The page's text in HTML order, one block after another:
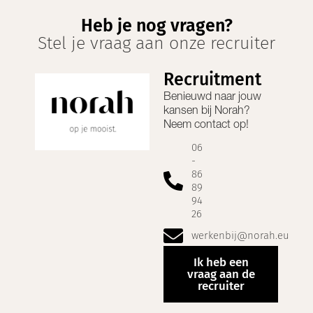
Heb je nog vragen?
Stel je vraag aan onze recruiter
Recruitment
Benieuwd naar jouw
kansen bij Norah?
Neem contact op!
06
-
86
89
94
26
werkenbij@norah.eu
Ik heb een
vraag aan de
recruiter